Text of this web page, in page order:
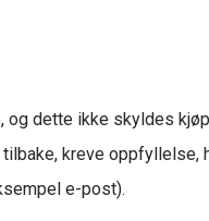
dette ikke skyldes
kreve
e-post).